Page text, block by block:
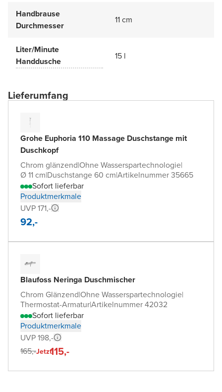
Handbrause
Durchmesser
11 cm
Liter/Minute
Handdusche
15 l
Lieferumfang
Grohe Euphoria 110 Massage Duschstange mit
Duschkopf
Chrom glänzend|Ohne Wasserspartechnologie|
Ø 11 cm|Duschstange 60 cm|Artikelnummer 35665
Sofort lieferbar
Produktmerkmale
UVP 171,-
92,-
Blaufoss Neringa Duschmischer
Chrom Glänzend|Ohne Wasserspartechnologie|
Thermostat-Armatur|Artikelnummer 42032
Sofort lieferbar
Produktmerkmale
UVP 198,-
165,-Jetzt115,-